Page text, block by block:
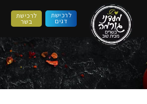
לרכישת
דגים
לרכישת
בשר